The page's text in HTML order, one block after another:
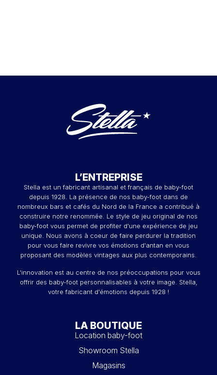
L’ENTREPRISE
Stella est un fabricant artisanal et français de baby-foot
depuis 1928. La présence de nos baby-foot dans de
nombreux bars et cafés du Nord de la France a contribué à
construire notre renommée. Le style de jeu original de nos
baby-foot vous permet de profiter d'une expérience de jeu
unique. Nous avons à coeur de faire perdurer la tradition
pour vous faire revivre vos émotions d'antan en vous
proposant des modèles vintages aux plus contemporains.
L'innovation est au centre de nos préoccupations pour vous
offrir des baby-foot personnalisables à votre image. Stella,
votre fabricant d'émotions depuis 1928 !
LA BOUTIQUE
Location baby-foot
Showroom Stella
Magasins